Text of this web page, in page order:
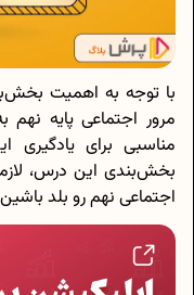
با توجه به اهمیت
مرور اجتماعی پایه
مناسبی برای
بخش‌بندی این درس،
اجتماعی نهم رو بلد